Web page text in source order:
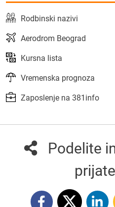
Rodbinski nazivi
Aerodrom Beograd
Kursna lista
Vremenska prognoza
Zaposlenje na 381info
Podelite